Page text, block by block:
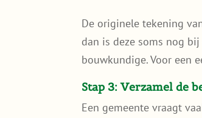
De originele tekening
dan is deze soms nog
bouwkundige. Voor een
Stap 3: Verzamel de
Een gemeente vraagt